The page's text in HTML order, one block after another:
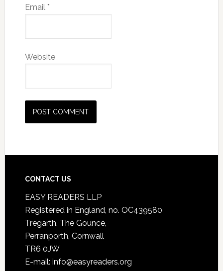
Email *
Website
CONTACT US
EASY READERS LLP
Registered in England, no. OC439580
Tregarth, The Gounce,
Perranporth, Cornwall
TR6 0JW
E-mail: info@easyreaders.org